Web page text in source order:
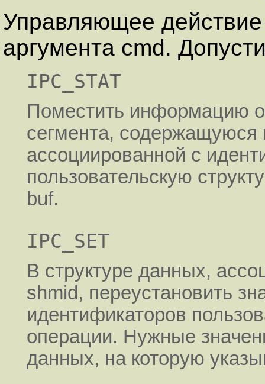
Управляющее
аргумента cmd.
IPC_STAT
Поместить информацию о
сегмента, содержащуюся
ассоциированной с
пользовательскую
buf.
IPC_SET
В структуре данных,
shmid, переустановить
идентификаторов
операции. Нужные
данных, на которую